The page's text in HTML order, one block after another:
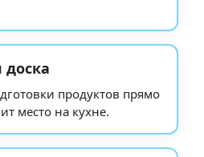
доска
продуктов прямо
место на кухне.